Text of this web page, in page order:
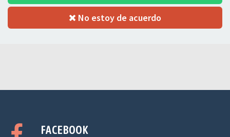
No estoy de acuerdo
FACEBOOK